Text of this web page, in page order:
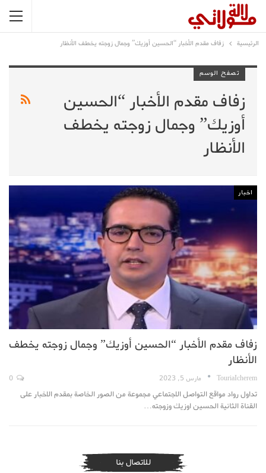
الرئيسية زفاف مقدم الأخبار “الحسين أوزيك” وجمال زوجته يخطف الأنظار
تصفح الوسم
زفاف مقدم الأخبار “الحسين
أوزيك” وجمال زوجته يخطف
الأنظار
اخبار
زفاف مقدم الأخبار “الحسين أوزيك” وجمال زوجته يخطف
الأنظار
TouriaIcherem مارس 5, 2023
تداول رواد مواقع التواصل الاجتماعي مجموعة من الصور الخاصة بمقدم الاخبار على
القناة الثانية الحسين اوزيك وزوجته…
للاتصال بنا